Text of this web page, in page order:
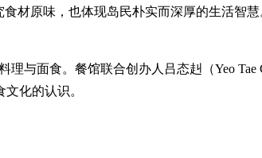
材原味，也体现岛民朴实而深厚的生活智
与面食。餐馆联合创办人吕态赳（Yeo
化的认识。